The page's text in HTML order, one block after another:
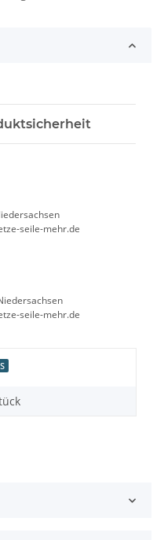
seile-mehr.de
seile-mehr.de